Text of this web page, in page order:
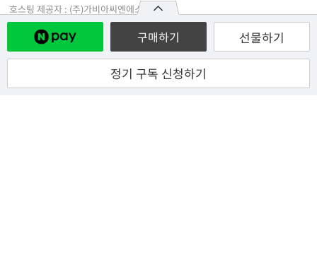
구매하기 선물하기
정기 구독 신청하기
호스팅 제공자 : (주)가비아씨엔에스
Copyright ⓒ 강원더몰/강원마트(재단법인강원특별자치도경제진흥원). All
rights reserved.